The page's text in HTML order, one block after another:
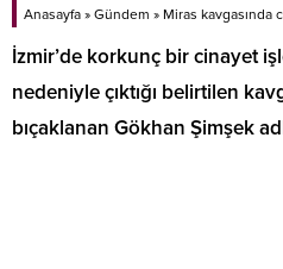
Anasayfa » Gündem » Miras kavgasında
İzmir’de korkunç bir cinayet
nedeniyle çıktığı belirtilen
bıçaklanan Gökhan Şimşek